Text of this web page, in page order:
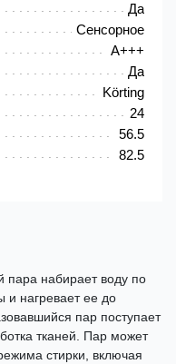
Да
Сенсорное
A+++
Да
Körting
24
56.5
82.5
набирает воду по
и нагревает ее до
пар поступает
тканей. Пар может
стирки, включая